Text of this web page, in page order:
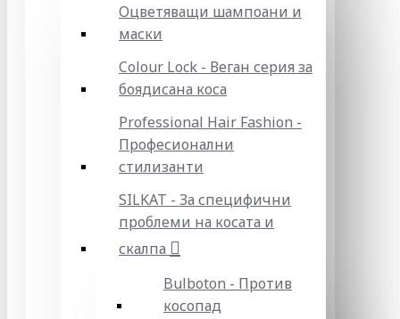
Оцветяващи шампоани и
маски
Colour Lock - Веган серия за
боядисана коса
Professional Hair Fashion -
Професионални
стилизанти
SILKAT - За специфични
проблеми на косата и
скалпа
Bulboton - Против
косопад